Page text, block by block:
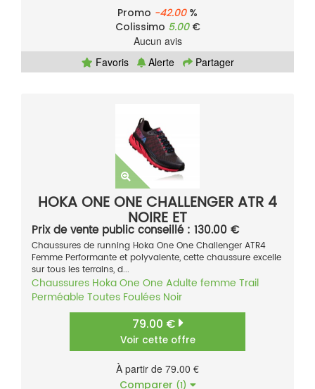
Promo -42.00%
Colissimo 5.00€
Aucun avis
Favoris
Alerte Partager
HOKA ONE ONE CHALLENGER ATR 4
NOIRE ET
Prix de vente public conseillé : 130.00 €
Chaussures de running Hoka One One Challenger ATR4
Femme Performante et polyvalente, cette chaussure excelle
sur tous les terrains, d...
Chaussures Hoka One One Adulte femme Trail
Perméable Toutes Foulées Noir
79.00 €
Voir cette offre
À partir de 79.00 €
Comparer (1)